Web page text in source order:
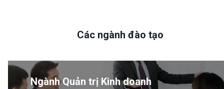
Các ngành đào tạo
Ngành Quản trị Kinh doanh